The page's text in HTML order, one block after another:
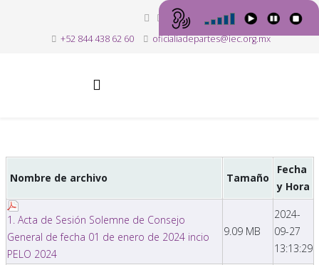
+52 844 438 62 60 oficialiadepartes@iec.org.mx
Nombre de archivo Tamaño
Fecha
y Hora
1. Acta de Sesión Solemne de Consejo
General de fecha 01 de enero de 2024 incio
PELO 2024
9.09 MB
2024-
09-27
13:13:29